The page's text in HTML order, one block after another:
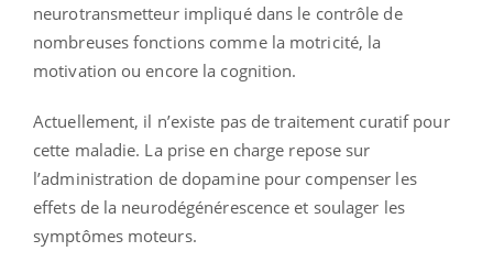
neurotransmetteur impliqué dans le contrôle de
nombreuses fonctions comme la motricité, la
motivation ou encore la cognition.
Actuellement, il n’existe pas de traitement curatif pour
cette maladie. La prise en charge repose sur
l’administration de dopamine pour compenser les
effets de la neurodégénérescence et soulager les
symptômes moteurs.